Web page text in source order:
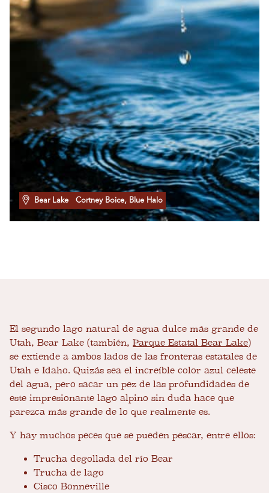
Bear Lake Cortney Boice, Blue Halo
El segundo lago natural de agua dulce más grande de
Utah, Bear Lake (también, Parque Estatal Bear Lake)
se extiende a ambos lados de las fronteras estatales de
Utah e Idaho. Quizás sea el increíble color azul celeste
del agua, pero sacar un pez de las profundidades de
este impresionante lago alpino sin duda hace que
parezca más grande de lo que realmente es.
Y hay muchos peces que se pueden pescar, entre ellos:
Trucha degollada del río Bear
Trucha de lago
Cisco Bonneville